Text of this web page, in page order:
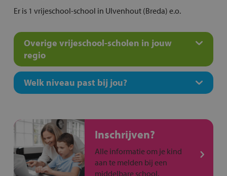
Er is 1 vrijeschool-school in Ulvenhout (Breda) e.o.
Overige vrijeschool-scholen in jouw
regio
Welk niveau past bij jou?
Inschrijven?
Alle informatie om je kind
aan te melden bij een
middelbare school.